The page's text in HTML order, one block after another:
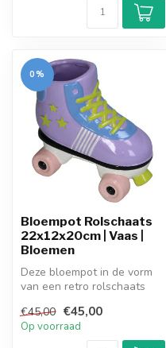
0%
Bloempot Rolschaats
22x12x20cm | Vaas |
Bloemen
Deze bloempot in de vorm
van een retro rolschaats
me...
€45,00 €45,00
Op voorraad